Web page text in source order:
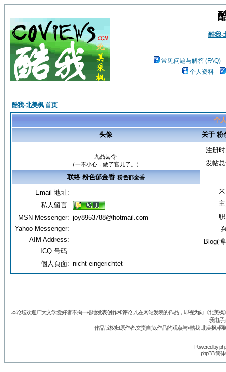
酷我-
常见问题与解答 (FAQ)
个人资料
酷我-北美枫 首页
个
头像
关于 粉
九品县令
（一不小心，做了官儿了。）
注册
发帖
Blog(
联络 粉色郁金香 粉色郁金香
Email 地址:
私人留言:
MSN Messenger: joy8953788@hotmail.com
Yahoo Messenger:
AIM Address:
ICQ 号码:
個人頁面: nicht eingerichtet
本论坛欢迎广大文学爱好者不拘一格地发表创作和评论.凡在网站发表的作品，即视为向《北美
我电子
作品版权归原作者.文责自负.作品的观点与<酷我-北美枫>
Powered by
phpBB 简